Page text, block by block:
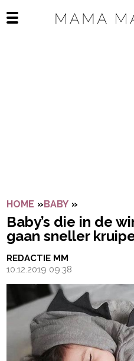
Open het mobiele menu
HOME »BABY »
Baby’s die in de
gaan sneller
REDACTIE MM
10.12.2019 09:38